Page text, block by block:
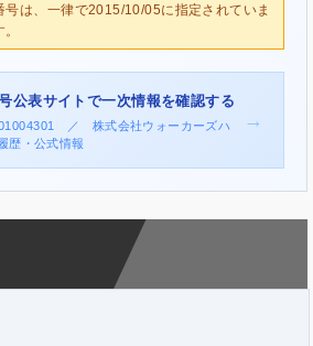
号は、一律で2015/10/05に指定されていま
公表サイトで一次情報を確認する
／ 株式会社ウォーカーズハ
歴・公式情報
→